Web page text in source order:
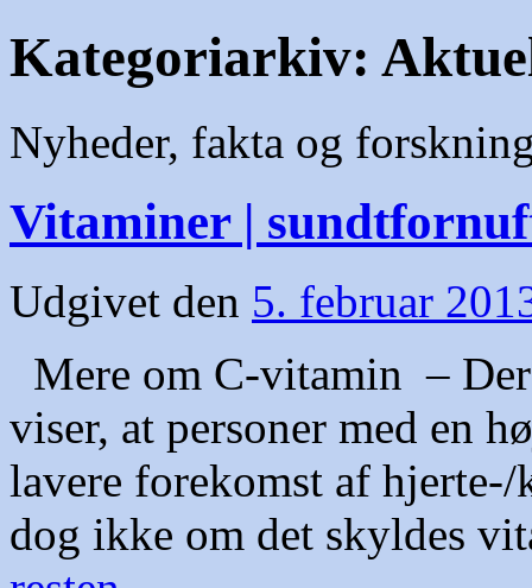
Kategoriarkiv:
Nyheder, fakta og
Vitaminer |
Udgivet den 5. februar
Mere om C-vitamin –
viser, at personer med en
lavere forekomst af
dog ikke om det skyldes